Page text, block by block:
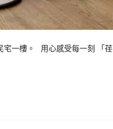
宅一樓。 用心感受每一刻 「荏